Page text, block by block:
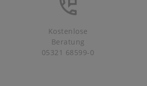
Kostenlose
Beratung
05321 68599-0